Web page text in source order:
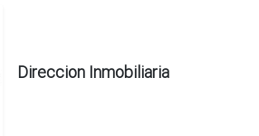
Direccion Inmobiliaria